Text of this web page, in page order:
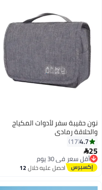
نون حقيبة سفر لأدوات المكياج
والحلاقة رمادي
4.7
17
25أقل سعر في 30 يوم
توصيل مجاني
أقل سعر في 30 يوماحصل عليه خلال12